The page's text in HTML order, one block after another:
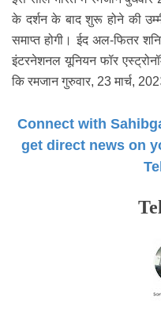
के दर्शन के बाद शुरू होने की
समाप्त होगी। ईद अल-फितर
इंटरनेशनल यूनियन फॉर
कि रमजान गुरुवार, 23 मार्च, 202
Connect with
get direct news on